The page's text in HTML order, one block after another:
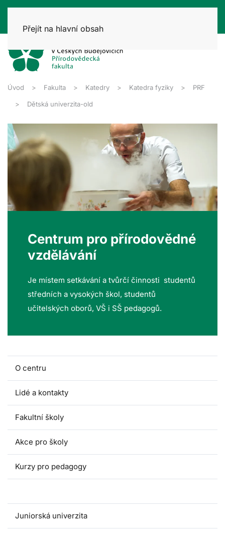
Přejít na hlavní obsah
Úvod Fakulta Katedry Katedra fyziky PRF
Dětská univerzita-old
Centrum pro přírodovědné
vzdělávání
Je místem setkávání a tvůrčí činnosti studentů
středních a vysokých škol, studentů
učitelských oborů, VŠ i SŠ pedagogů.
O centru
Lidé a kontakty
Fakultní školy
Akce pro školy
Kurzy pro pedagogy
Juniorská univerzita